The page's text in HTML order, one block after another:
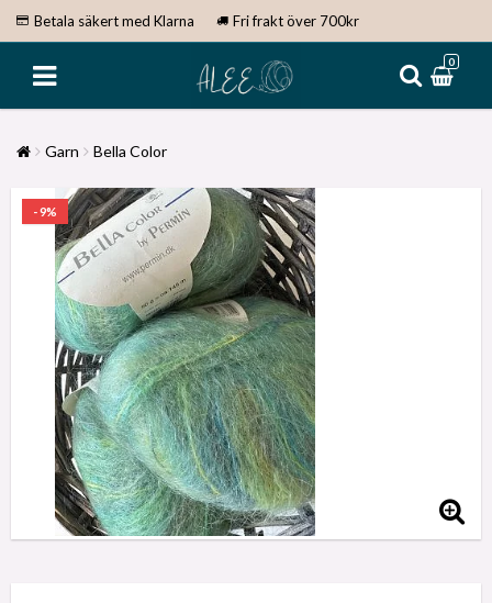
Betala säkert med Klarna Fri frakt över 700kr
0
Garn Bella Color
- 9%